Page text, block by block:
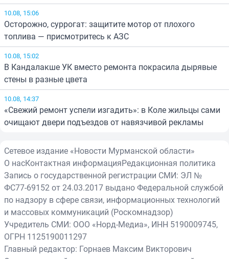
10.08, 15:06
Осторожно, суррогат: защитите мотор от плохого
топлива — присмотритесь к АЗС
10.08, 15:02
В Кандалакше УК вместо ремонта покрасила дырявые
стены в разные цвета
10.08, 14:37
«Свежий ремонт успели изгадить»: в Коле жильцы сами
очищают двери подъездов от навязчивой рекламы
Сетевое издание «Новости Мурманской области»
О насКонтактная информацияРедакционная политика
Запись о государственной регистрации СМИ: ЭЛ №
ФС77-69152 от 24.03.2017 выдано Федеральной службой
по надзору в сфере связи, информационных технологий
и массовых коммуникаций (Роскомнадзор)
Учредитель СМИ: ООО «Норд-Медиа», ИНН 5190009745,
ОГРН 1125190011297
Главный редактор: Горнаев Максим Викторович